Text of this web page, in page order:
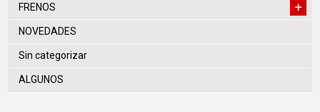
FRENOS
NOVEDADES
Sin categorizar
ALGUNOS